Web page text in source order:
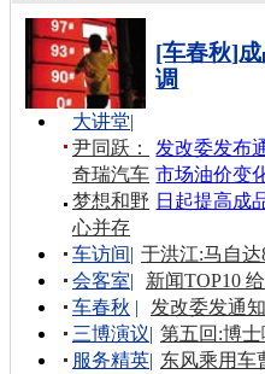
[车春秋]
调
发改委发布
市场油价变
日起提高成
大讲堂|
尹同跃：
奇瑞汽车
梦想和野
心并存
车访间| 于洪江:马自
会客室|
新闻TOP10
车春秋 |
发改委发通
三博演议| 第五回:博
服务精英| 东风乘用车